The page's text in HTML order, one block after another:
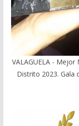
VALAGUELA -
Distrito 2023. Gala